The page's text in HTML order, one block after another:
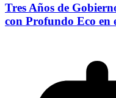
Tres Años de
con Profundo Eco en